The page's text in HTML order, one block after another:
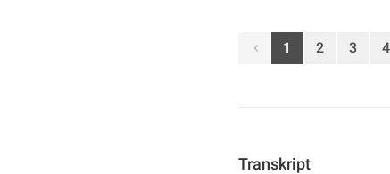
1 2 3 4
Transkript